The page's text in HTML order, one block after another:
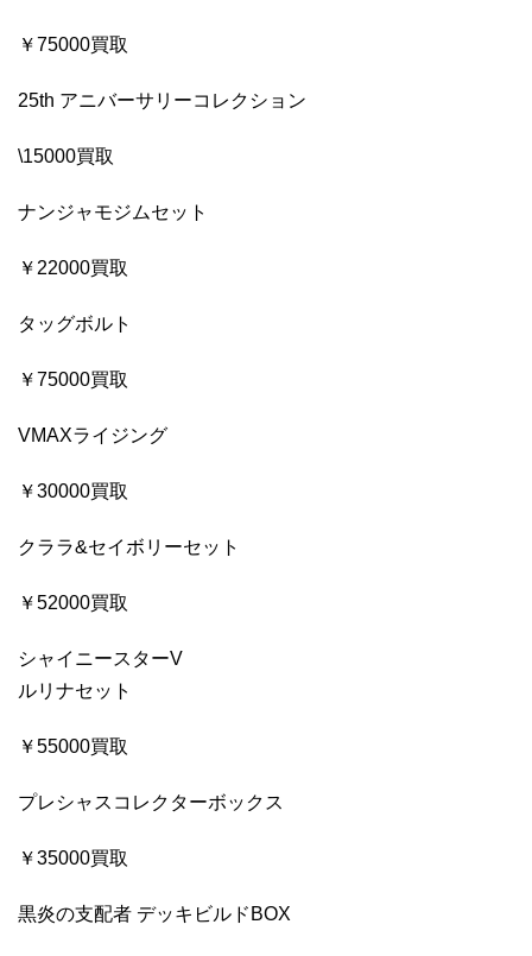
￥75000買取
25th アニバーサリーコレクション
\15000買取
ナンジャモジムセット
￥22000買取
タッグボルト
￥75000買取
VMAXライジング
￥30000買取
クララ&セイボリーセット
￥52000買取
シャイニースターV
ルリナセット
￥55000買取
プレシャスコレクターボックス
￥35000買取
黒炎の支配者 デッキビルドBOX